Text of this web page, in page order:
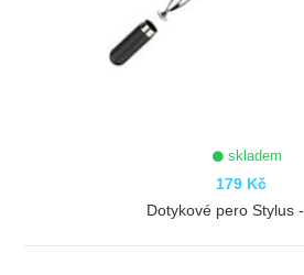
skladem
179 Kč
Dotykové pero Stylus